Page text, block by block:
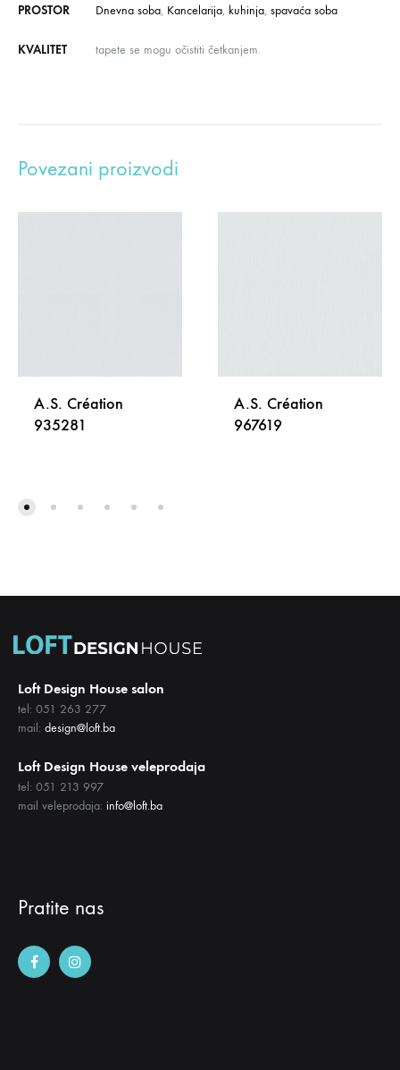
PROSTOR Dnevna soba, Kancelarija, kuhinja, spavaća soba
KVALITET tapete se mogu očistiti četkanjem.
Povezani proizvodi
A.S. Création
935281
A.S. Création
967619
Loft Design House salon
tel: 051 263 277
mail: design@loft.ba
Loft Design House veleprodaja
tel: 051 213 997
mail veleprodaja: info@loft.ba
Pratite nas